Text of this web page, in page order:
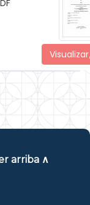
arriba ∧